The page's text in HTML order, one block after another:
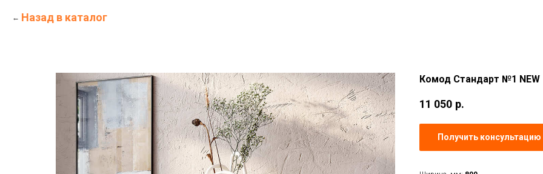
Назад в каталог
Комод Стандарт №1 NEW
11 050 р.
Получить консультацию